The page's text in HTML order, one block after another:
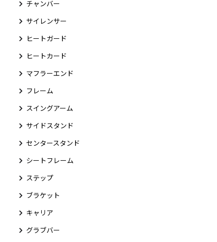
チャンバー
サイレンサー
ヒートガード
ヒートカード
マフラーエンド
フレーム
スイングアーム
サイドスタンド
センタースタンド
シートフレーム
ステップ
ブラケット
キャリア
グラブバー